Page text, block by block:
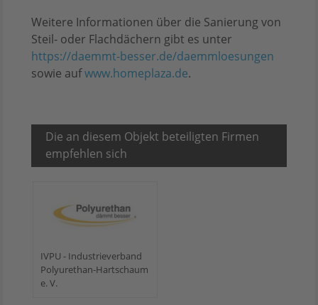
Weitere Informationen über die Sanierung von
Steil- oder Flachdächern gibt es unter
https://daemmt-besser.de/daemmloesungen
sowie aufwww.homeplaza.de.
Die an diesem Objekt beteiligten Firmen
empfehlen sich
IVPU - Industrieverband
Polyurethan-Hartschaum
e. V.